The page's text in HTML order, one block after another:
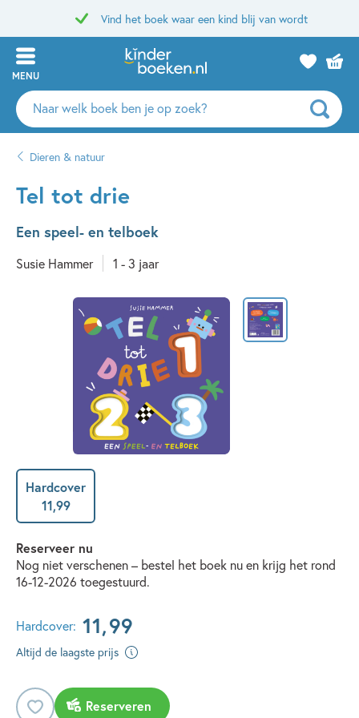
Vind het boek waar een kind blij van wordt
MENU
Zoeken
naar
auteurs
uitgevers
Dieren & natuur
Tel tot drie
Een speel- en telboek
Susie Hammer 1 - 3 jaar
Hardcover
11,99
Reserveer nu
Nog niet verschenen – bestel het boek nu en krijg het rond
16-12-2026 toegestuurd.
Hardcover: 11,99
Altijd de laagste prijs
Reserveren